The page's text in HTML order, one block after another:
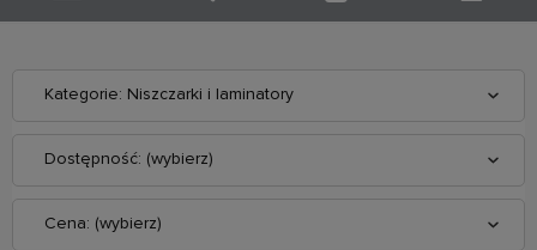
Kategorie: Niszczarki i laminatory
Dostępność: (wybierz)
Cena: (wybierz)